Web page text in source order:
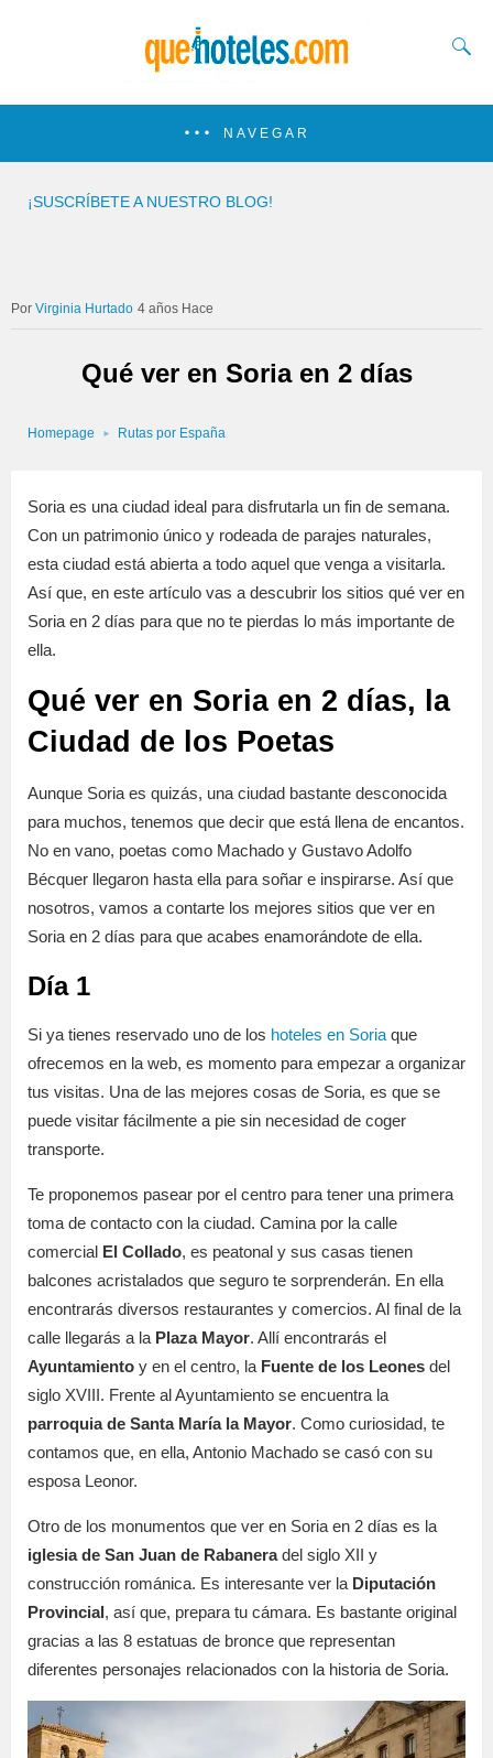
NAVEGAR
¡SUSCRÍBETE A NUESTRO BLOG!
Virginia Hurtado 4 años Hace
Qué ver en Soria en 2 días
Homepage Rutas por España
Soria es una ciudad ideal para disfrutarla un fin de semana.
Con un patrimonio único y rodeada de parajes naturales,
esta ciudad está abierta a todo aquel que venga a visitarla.
Así que, en este artículo vas a descubrir los sitios qué ver en
Soria en 2 días para que no te pierdas lo más importante de
ella.
Qué ver en Soria en 2 días, la
Ciudad de los Poetas
Aunque Soria es quizás, una ciudad bastante desconocida
para muchos, tenemos que decir que está llena de encantos.
No en vano, poetas como Machado y Gustavo Adolfo
Bécquer llegaron hasta ella para soñar e inspirarse. Así que
nosotros, vamos a contarte los mejores sitios que ver en
Soria en 2 días para que acabes enamorándote de ella.
Día 1
Si ya tienes reservado uno de los hoteles en Soria que
ofrecemos en la web, es momento para empezar a organizar
tus visitas. Una de las mejores cosas de Soria, es que se
puede visitar fácilmente a pie sin necesidad de coger
transporte.
Te proponemos pasear por el centro para tener una primera
toma de contacto con la ciudad. Camina por la calle
comercial El Collado, es peatonal y sus casas tienen
balcones acristalados que seguro te sorprenderán. En ella
encontrarás diversos restaurantes y comercios. Al final de la
calle llegarás a la Plaza Mayor. Allí encontrarás el
Ayuntamiento y en el centro, la Fuente de los Leones del
siglo XVIII. Frente al Ayuntamiento se encuentra la
parroquia de Santa María la Mayor. Como curiosidad, te
contamos que, en ella, Antonio Machado se casó con su
esposa Leonor.
Otro de los monumentos que ver en Soria en 2 días es la
iglesia de San Juan de Rabaneradel siglo XII y
construcción románica. Es interesante ver la Diputación
Provincial, así que, prepara tu cámara. Es bastante original
gracias a las 8 estatuas de bronce que representan
diferentes personajes relacionados con la historia de Soria.